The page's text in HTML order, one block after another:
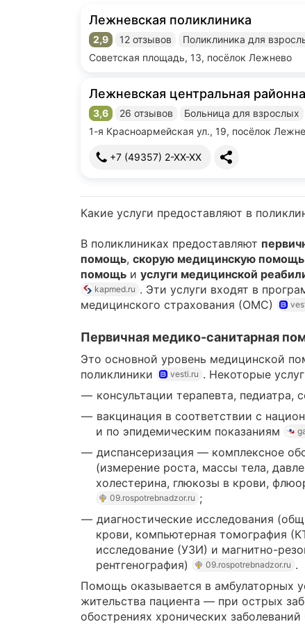
Лежневская поликлиника
Рейтинг 2,9 из 5
2,9 12 отзывов
Поликлиника для
Советская площадь, 13, посёлок Лежнево
Лежневская центральная
Рейтинг 3,6 из 5
3,6 26 отзывов Больница для взрослых
1-я Красноармейская ул., 19, посёлок
+7 (49357) 2-XX-XX
Какие услуги предоставляют в
В поликлиниках предоставляют
помощь, скорую медицинскую помощь
помощь и услуги медицинской
kapmed.ru . Эти услуги входят в
медицинского страхования (ОМС)
Первичная медико-санитарная
Это основной уровень медицинской
поликлиники
vesti.ru . Некоторые
консультации терапевта, педиатра,
вакцинация в соответствии с
и по эпидемическим показаниям
диспансеризация — комплексное
(измерение роста, массы тела,
холестерина, глюкозы в крови,
09.rospotrebnadzor.ru ;
диагностические исследования
крови, компьютерная томография
исследование (УЗИ) и магнитно-
рентгенография)
09.rospotrebnadzor.ru .
Помощь оказывается в амбулаторных
жительства пациента — при острых
обострениях хронических заболеваний